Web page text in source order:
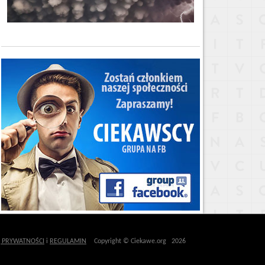
PRYWATNOŚCI i REGULAMIN Copyright © Ciekawe.org 2026